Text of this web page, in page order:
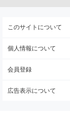
このサイトについて
個人情報について
会員登録
広告表示について